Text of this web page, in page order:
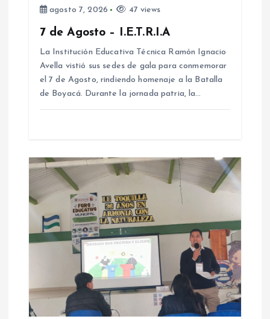
r
a
d
a
agosto 7, 2026
47 views
7 de Agosto – I.E.T.R.I.A
La Institución Educativa Técnica Ramón Ignacio
Avella vistió sus sedes de gala para conmemorar
el 7 de Agosto, rindiendo homenaje a la Batalla
de Boyacá. Durante la jornada patria, la…